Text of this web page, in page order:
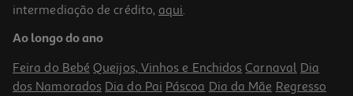
4.7
Creme Vegetal Becel P/barrar Sabor A Manteiga 450g
8.64 €/Kg
3,89 €
Promoção
intermediação de crédito, aqui.
Ao longo do ano
Feira do Bebé Queijos, Vinhos e Enchidos Carnaval Dia
dos Namorados Dia do Pai Páscoa Dia da Mãe Regresso